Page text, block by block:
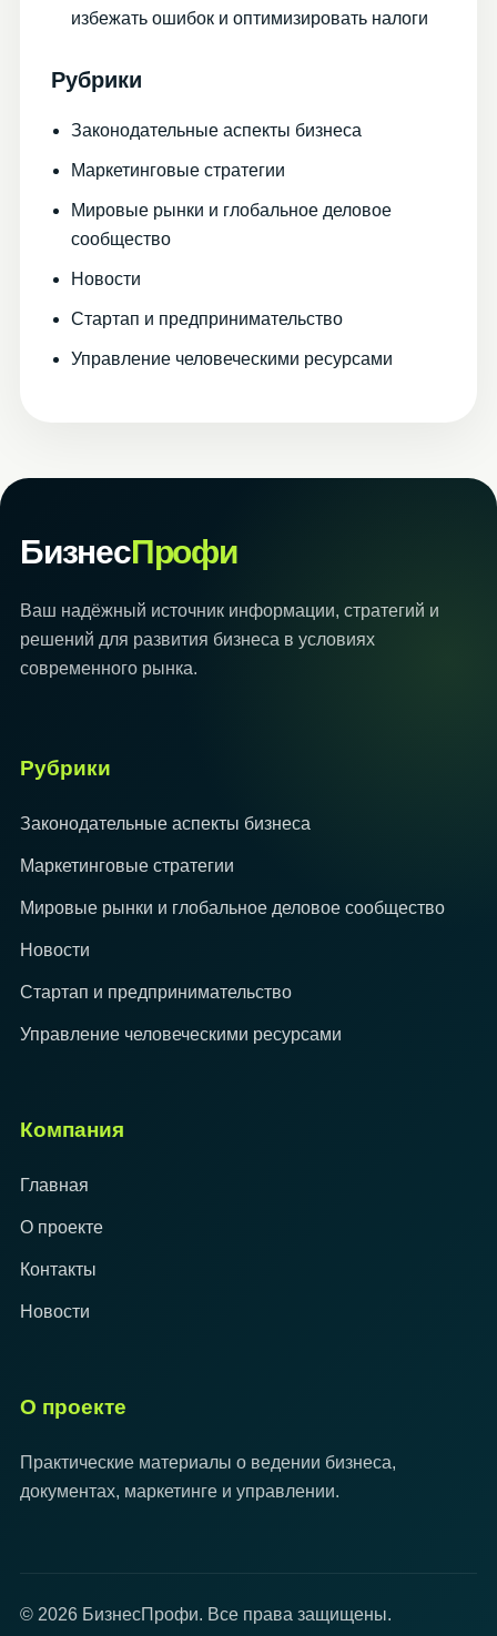
избежать ошибок и оптимизировать налоги
Рубрики
Законодательные аспекты бизнеса
Маркетинговые стратегии
Мировые рынки и глобальное деловое
сообщество
Новости
Стартап и предпринимательство
Управление человеческими ресурсами
БизнесПрофи
Ваш надёжный источник информации, стратегий и
решений для развития бизнеса в условиях
современного рынка.
Рубрики
Законодательные аспекты бизнеса
Маркетинговые стратегии
Мировые рынки и глобальное деловое сообщество
Новости
Стартап и предпринимательство
Управление человеческими ресурсами
Компания
Главная
О проекте
Контакты
Новости
О проекте
Практические материалы о ведении бизнеса,
документах, маркетинге и управлении.
© 2026 БизнесПрофи. Все права защищены.